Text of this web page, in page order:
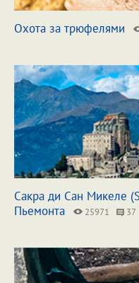
Охота за трюфелями
Сакра ди Сан Микеле
Пьемонта
25971 37